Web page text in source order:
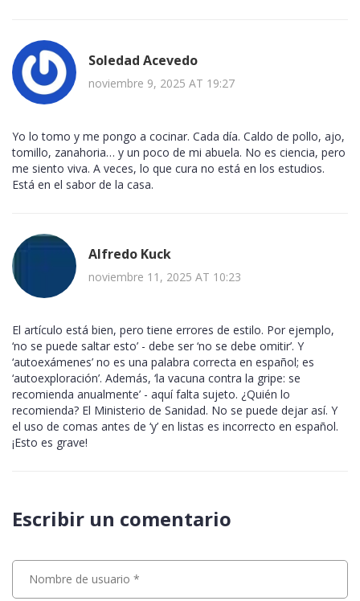
Soledad Acevedo
noviembre 9, 2025 AT 19:27
Yo lo tomo y me pongo a cocinar. Cada día. Caldo de pollo, ajo,
tomillo, zanahoria… y un poco de mi abuela. No es ciencia, pero
me siento viva. A veces, lo que cura no está en los estudios.
Está en el sabor de la casa.
Alfredo Kuck
noviembre 11, 2025 AT 10:23
El artículo está bien, pero tiene errores de estilo. Por ejemplo,
‘no se puede saltar esto’ - debe ser ‘no se debe omitir’. Y
‘autoexámenes’ no es una palabra correcta en español; es
‘autoexploración’. Además, ‘la vacuna contra la gripe: se
recomienda anualmente’ - aquí falta sujeto. ¿Quién lo
recomienda? El Ministerio de Sanidad. No se puede dejar así. Y
el uso de comas antes de ‘y’ en listas es incorrecto en español.
¡Esto es grave!
Escribir un comentario